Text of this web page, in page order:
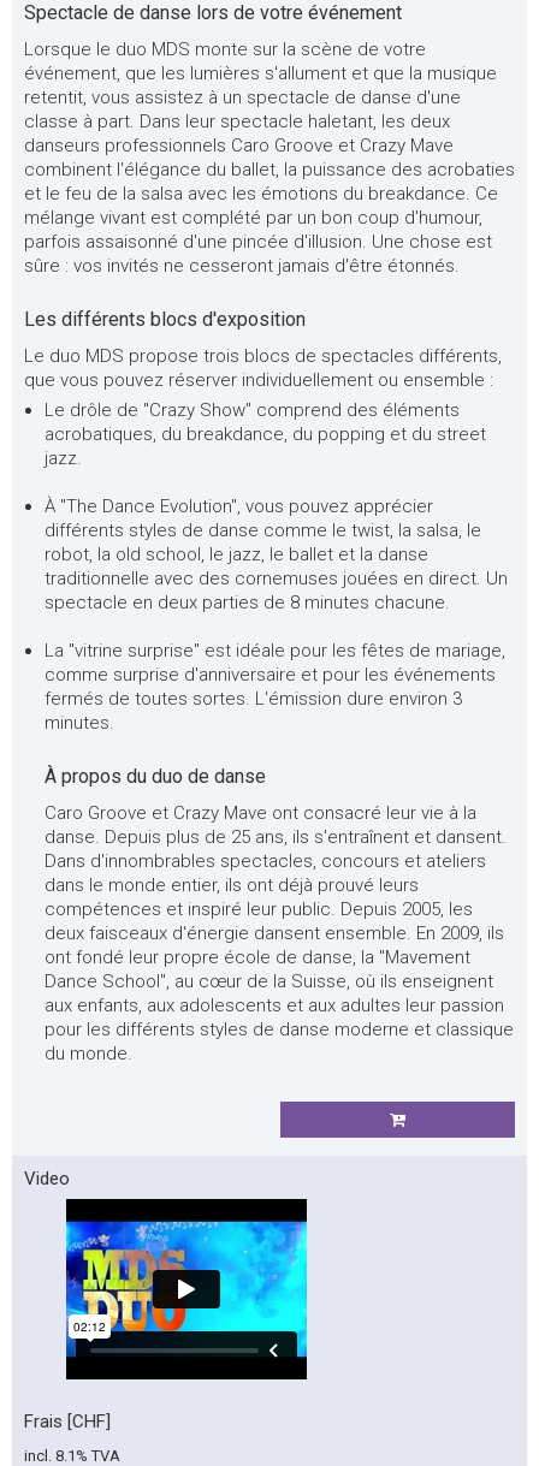
Spectacle de danse lors de votre événement
Lorsque le duo MDS monte sur la scène de votre
événement, que les lumières s'allument et que la musique
retentit, vous assistez à un spectacle de danse d'une
classe à part. Dans leur spectacle haletant, les deux
danseurs professionnels Caro Groove et Crazy Mave
combinent l'élégance du ballet, la puissance des acrobaties
et le feu de la salsa avec les émotions du breakdance. Ce
mélange vivant est complété par un bon coup d'humour,
parfois assaisonné d'une pincée d'illusion. Une chose est
sûre : vos invités ne cesseront jamais d'être étonnés.
Les différents blocs d'exposition
Le duo MDS propose trois blocs de spectacles différents,
que vous pouvez réserver individuellement ou ensemble :
Le drôle de "Crazy Show" comprend des éléments
acrobatiques, du breakdance, du popping et du street
jazz.
À "The Dance Evolution", vous pouvez apprécier
différents styles de danse comme le twist, la salsa, le
robot, la old school, le jazz, le ballet et la danse
traditionnelle avec des cornemuses jouées en direct. Un
spectacle en deux parties de 8 minutes chacune.
La "vitrine surprise" est idéale pour les fêtes de mariage,
comme surprise d'anniversaire et pour les événements
fermés de toutes sortes. L'émission dure environ 3
minutes.
À propos du duo de danse
Caro Groove et Crazy Mave ont consacré leur vie à la
danse. Depuis plus de 25 ans, ils s'entraînent et dansent.
Dans d'innombrables spectacles, concours et ateliers
dans le monde entier, ils ont déjà prouvé leurs
compétences et inspiré leur public. Depuis 2005, les
deux faisceaux d'énergie dansent ensemble. En 2009, ils
ont fondé leur propre école de danse, la "Mavement
Dance School", au cœur de la Suisse, où ils enseignent
aux enfants, aux adolescents et aux adultes leur passion
pour les différents styles de danse moderne et classique
du monde.
Video
Frais [CHF]
incl. 8.1% TVA